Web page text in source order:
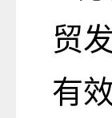
贸
有